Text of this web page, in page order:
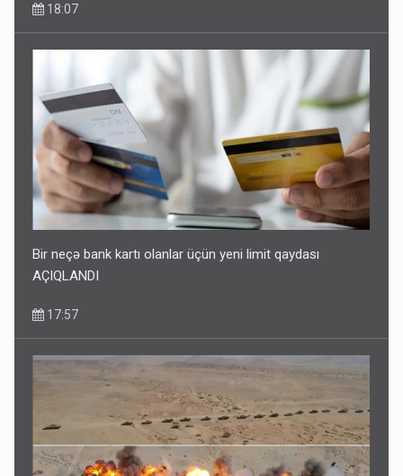
18:07
Bir neçə bank kartı olanlar üçün yeni limit qaydası
AÇIQLANDI
17:57